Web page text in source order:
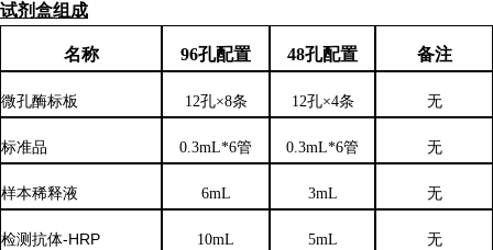
试剂盒组成
名称 96孔配置 48孔配置 备注
微孔酶标板 12孔×8条 12孔×4条 无
标准品 0.3mL*6管 0.3mL*6管 无
样本稀释液 6mL 3mL 无
检测抗体-HRP 10mL 5mL 无